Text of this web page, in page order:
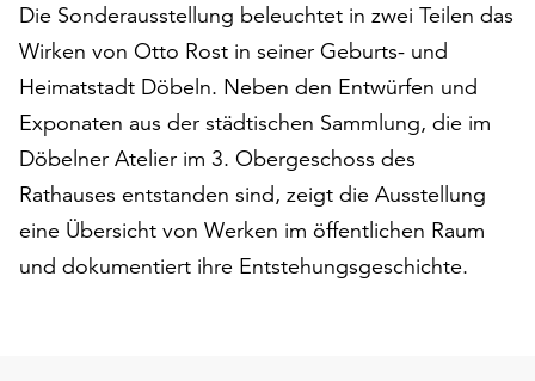
Klicken
Sie
auf
„Alle
akzeptieren“,
alle
Cookies
zu
Die Sonderausstellung beleuchtet in zwei Teilen das
Wirken von Otto Rost in seiner Geburts- und
Heimatstadt Döbeln. Neben den Entwürfen und
Exponaten aus der städtischen Sammlung, die im
Döbelner Atelier im 3. Obergeschoss des
Rathauses entstanden sind, zeigt die Ausstellung
eine Übersicht von Werken im öffentlichen Raum
und dokumentiert ihre Entstehungsgeschichte.